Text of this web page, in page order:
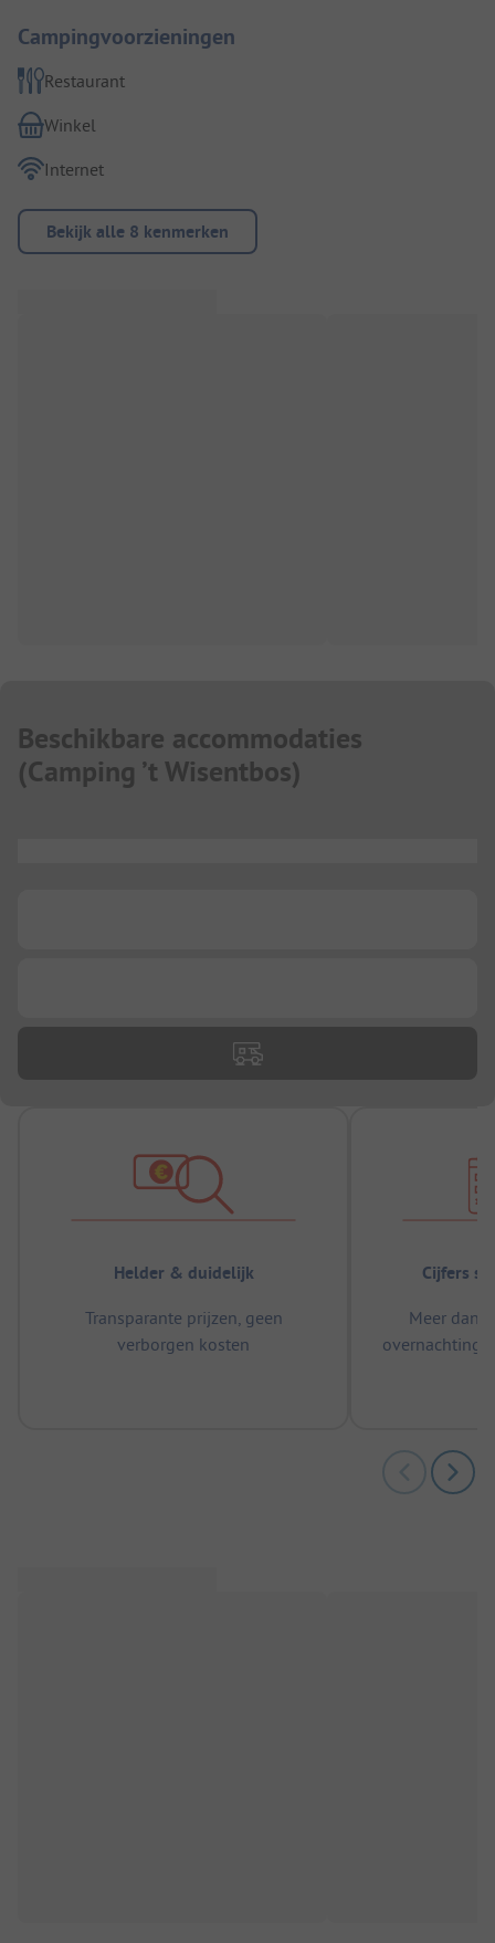
Campingvoorzieningen
Restaurant
Winkel
Internet
Bekijk alle 8 kenmerken
Beschikbare accommodaties
(Camping ’t Wisentbos)
Helder & duidelijk
Transparante prijzen, geen
verborgen kosten
Cijfers
Meer dan